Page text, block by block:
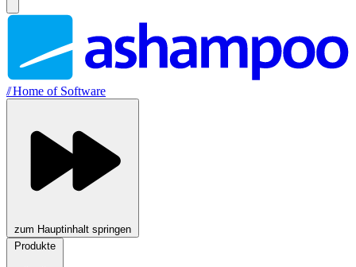
//Home of Software
zum Hauptinhalt springen
Produkte